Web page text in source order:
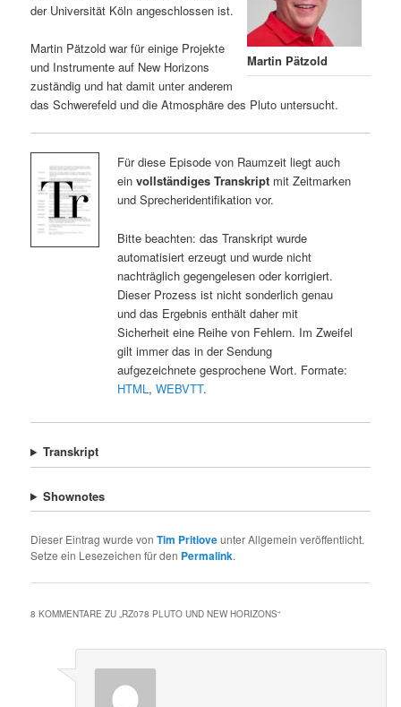
Martin Pätzold
der Universität Köln angeschlossen ist.
Martin Pätzold war für einige Projekte
und Instrumente auf New Horizons
zuständig und hat damit unter anderem
das Schwerefeld und die Atmosphäre des Pluto untersucht.
Für diese Episode von Raumzeit liegt auch
ein vollständiges Transkriptmit Zeitmarken
und Sprecheridentifikation vor.
Bitte beachten: das Transkript wurde
automatisiert erzeugt und wurde nicht
nachträglich gegengelesen oder korrigiert.
Dieser Prozess ist nicht sonderlich genau
und das Ergebnis enthält daher mit
Sicherheit eine Reihe von Fehlern. Im Zweifel
gilt immer das in der Sendung
aufgezeichnete gesprochene Wort. Formate:
HTML , WEBVTT.
Transkript
Shownotes
Dieser Eintrag wurde vonTim Pritloveunter Allgemein veröffentlicht.
Setze ein Lesezeichen für den Permalink.
8 KOMMENTARE ZU „RZ078 PLUTO UND NEW HORIZONS“